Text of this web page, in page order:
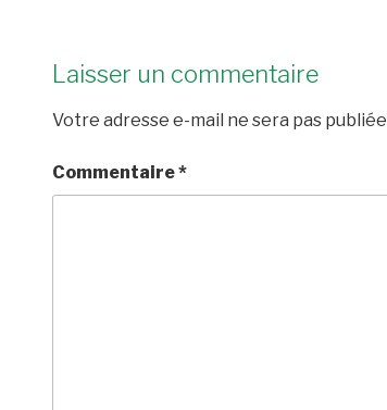
Laisser un commentaire
Votre adresse e-mail ne sera pas
Commentaire*